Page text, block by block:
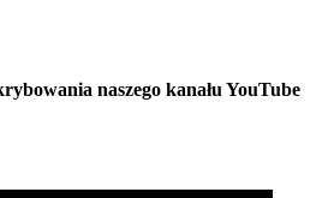
naszego kanału YouTube